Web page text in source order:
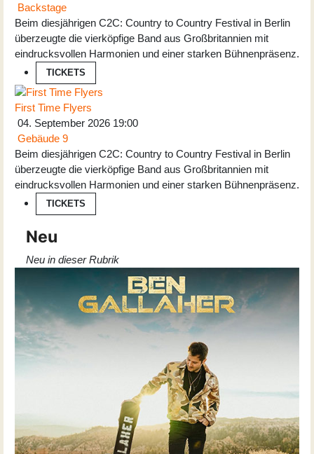
Backstage
Beim diesjährigen C2C: Country to Country Festival in Berlin
überzeugte die vierköpfige Band aus Großbritannien mit
eindrucksvollen Harmonien und einer starken Bühnenpräsenz.
TICKETS
First Time Flyers
04. September 2026 19:00
Gebäude 9
Beim diesjährigen C2C: Country to Country Festival in Berlin
überzeugte die vierköpfige Band aus Großbritannien mit
eindrucksvollen Harmonien und einer starken Bühnenpräsenz.
TICKETS
Neu
Neu in dieser Rubrik